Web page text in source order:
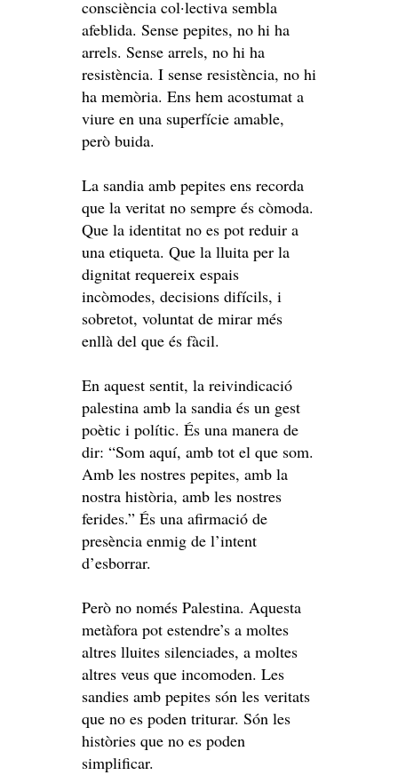
consciència col·lectiva sembla
afeblida. Sense pepites, no hi ha
arrels. Sense arrels, no hi ha
resistència. I sense resistència, no hi
ha memòria. Ens hem acostumat a
viure en una superfície amable,
però buida.
La sandia amb pepites ens recorda
que la veritat no sempre és còmoda.
Que la identitat no es pot reduir a
una etiqueta. Que la lluita per la
dignitat requereix espais
incòmodes, decisions difícils, i
sobretot, voluntat de mirar més
enllà del que és fàcil.
En aquest sentit, la reivindicació
palestina amb la sandia és un gest
poètic i polític. És una manera de
dir: “Som aquí, amb tot el que som.
Amb les nostres pepites, amb la
nostra història, amb les nostres
ferides.” És una afirmació de
presència enmig de l’intent
d’esborrar.
Però no només Palestina. Aquesta
metàfora pot estendre’s a moltes
altres lluites silenciades, a moltes
altres veus que incomoden. Les
sandies amb pepites són les veritats
que no es poden triturar. Són les
històries que no es poden
simplificar.